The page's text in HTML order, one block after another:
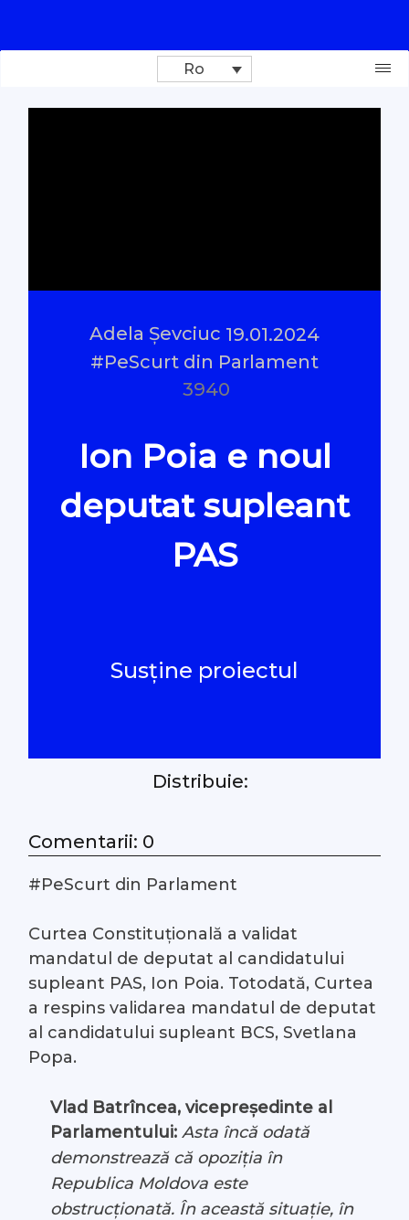
Documentare
Interviu cu sens
Oamenii Legii
#Verificat
#PeScurt din Parlament
#Arhivă LIVE
Contacte
Ro
Adela Șevciuc 19.01.2024
#PeScurt din Parlament
3940
Ion Poia e noul
deputat supleant
PAS
Susține proiectul
Distribuie:
Comentarii: 0
#PeScurt din Parlament
Curtea Constituțională a validat
mandatul de deputat al candidatului
supleant PAS, Ion Poia. Totodată, Curtea
a respins validarea mandatul de deputat
al candidatului supleant BCS, Svetlana
Popa.
Vlad Batrîncea, vicepreședinte al
Parlamentului: Asta încă odată
demonstrează că opoziția în
Republica Moldova este
obstrucționată. În această situație, în